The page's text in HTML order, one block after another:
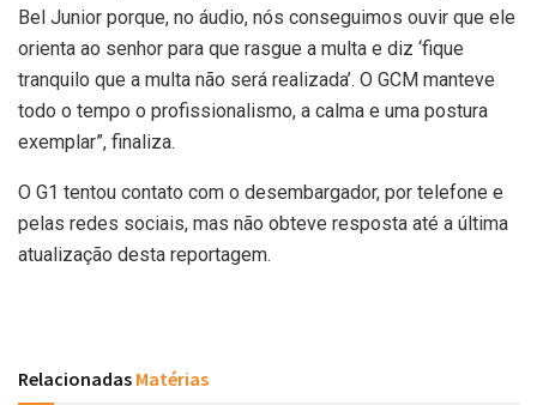
Bel Junior porque, no áudio, nós conseguimos ouvir que ele
orienta ao senhor para que rasgue a multa e diz ‘fique
tranquilo que a multa não será realizada’. O GCM manteve
todo o tempo o profissionalismo, a calma e uma postura
exemplar”, finaliza.
O G1 tentou contato com o desembargador, por telefone e
pelas redes sociais, mas não obteve resposta até a última
atualização desta reportagem.
Relacionadas Matérias